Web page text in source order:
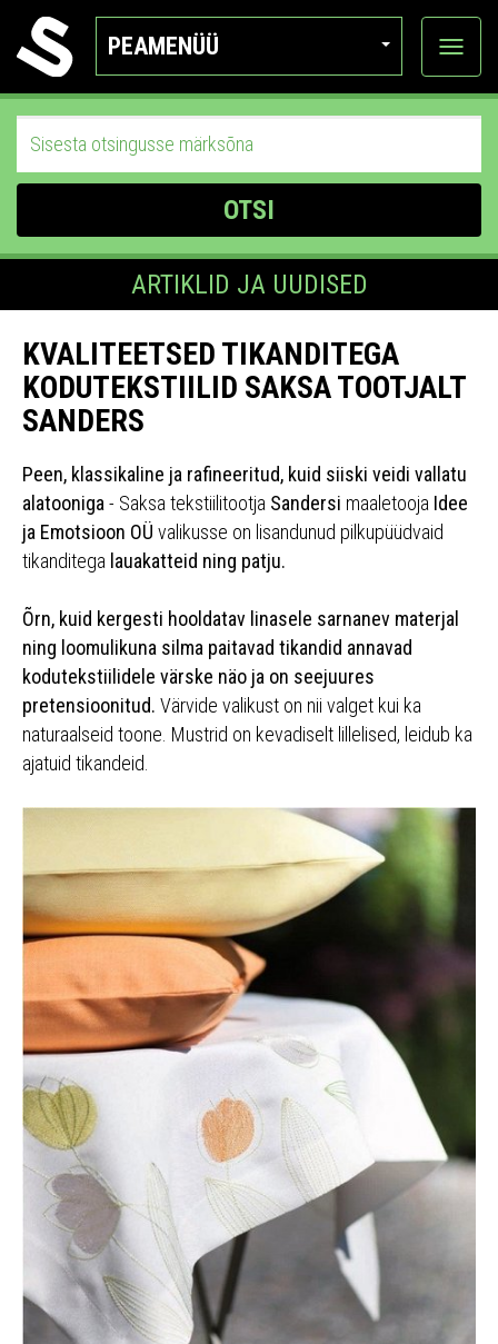
PEAMENÜÜ
Ava
OTSI
ARTIKLID JA UUDISED
KVALITEETSED TIKANDITEGA
KODUTEKSTIILID SAKSA TOOTJALT
SANDERS
Peen, klassikaline ja rafineeritud, kuid siiski veidi vallatu
alatooniga - Saksa tekstiilitootja Sandersi maaletooja Idee
ja Emotsioon OÜ valikusse on lisandunud pilkupüüdvaid
tikanditega lauakatteid ning patju.
Õrn, kuid kergesti hooldatav linasele sarnanev materjal
ning loomulikuna silma paitavad tikandid annavad
kodutekstiilidele värske näo ja on seejuures
pretensioonitud. Värvide valikust on nii valget kui ka
naturaalseid toone. Mustrid on kevadiselt lillelised, leidub ka
ajatuid tikandeid.